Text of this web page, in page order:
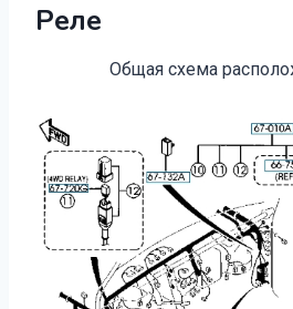
Реле
Общая схема